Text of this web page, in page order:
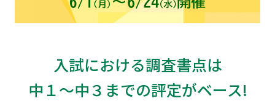
入試における調査書点は
中１～中３までの評定がベース!